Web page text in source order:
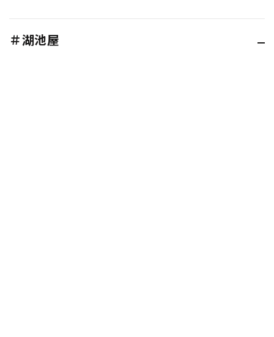
＃湖池屋